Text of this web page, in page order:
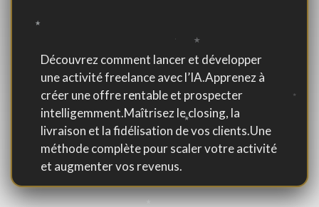
Découvrez comment lancer et développer
une activité freelance avec l’IA.Apprenez à
créer une offre rentable et prospecter
intelligemment.Maîtrisez le closing, la
livraison et la fidélisation de vos clients.Une
méthode complète pour scaler votre activité
et augmenter vos revenus.